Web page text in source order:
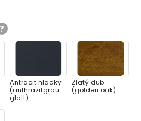
Antracit hladký
(anthrazitgrau
glatt)
Zlatý dub
(golden oak)